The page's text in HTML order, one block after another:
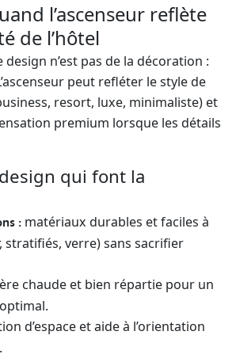
l’ascenseur reflète
de l’hôtel
design n’est pas de la décoration :
peut refléter le style de
resort, luxe, minimaliste) et
premium lorsque les détails
qui font la
: matériaux durables et faciles à
stratifiés, verre) sans sacrifier
chaude et bien répartie pour un
d’espace et aide à l’orientation